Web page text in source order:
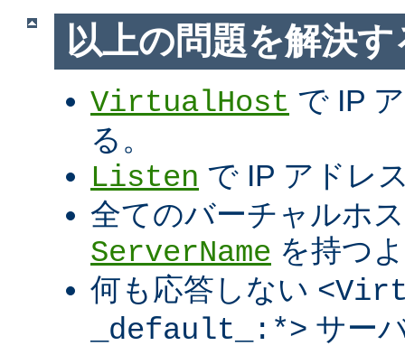
以上の問題を解決す
VirtualHost で IP
る。
Listen で IP アドレ
全てのバーチャルホ
ServerName を持つ
何も応答しない
_default_:*> サー